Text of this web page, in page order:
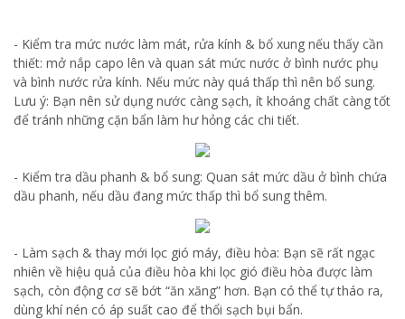
- Kiểm tra mức nước làm mát, rửa kính & bổ xung nếu thấy cần
thiết: mở nắp capo lên và quan sát mức nước ở bình nước phụ
và bình nước rửa kính. Nếu mức này quá thấp thì nên bổ sung.
Lưu ý: Bạn nên sử dụng nước càng sạch, ít khoáng chất càng tốt
để tránh những cặn bẩn làm hư hỏng các chi tiết.
- Kiểm tra dầu phanh & bổ sung: Quan sát mức dầu ở bình chứa
dầu phanh, nếu dầu đang mức thấp thì bổ sung thêm.
- Làm sạch & thay mới lọc gió máy, điều hòa: Bạn sẽ rất ngạc
nhiên về hiệu quả của điều hòa khi lọc gió điều hòa được làm
sạch, còn động cơ sẽ bớt “ăn xăng” hơn. Bạn có thể tự tháo ra,
dùng khí nén có áp suất cao để thổi sạch bụi bẩn.